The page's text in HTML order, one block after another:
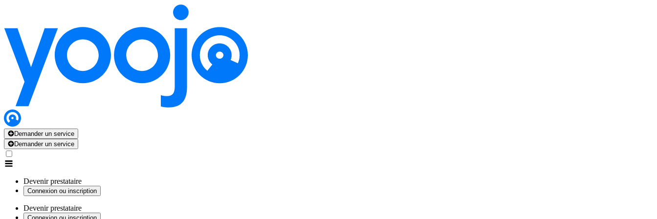
Demander un service
Demander un service
Devenir prestataire
Connexion ou inscription
Devenir prestataire